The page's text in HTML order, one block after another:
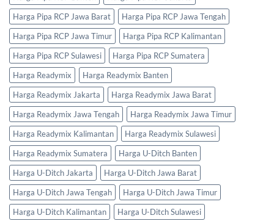
Harga Pipa RCP Jawa Barat
Harga Pipa RCP Jawa Tengah
Harga Pipa RCP Jawa Timur
Harga Pipa RCP Kalimantan
Harga Pipa RCP Sulawesi
Harga Pipa RCP Sumatera
Harga Readymix
Harga Readymix Banten
Harga Readymix Jakarta
Harga Readymix Jawa Barat
Harga Readymix Jawa Tengah
Harga Readymix Jawa Timur
Harga Readymix Kalimantan
Harga Readymix Sulawesi
Harga Readymix Sumatera
Harga U-Ditch Banten
Harga U-Ditch Jakarta
Harga U-Ditch Jawa Barat
Harga U-Ditch Jawa Tengah
Harga U-Ditch Jawa Timur
Harga U-Ditch Kalimantan
Harga U-Ditch Sulawesi